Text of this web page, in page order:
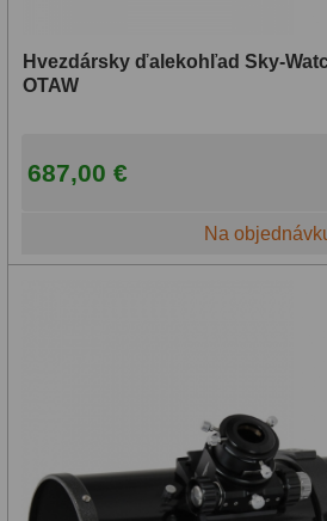
Hvezdársky ďalekohľad Sky-
OTAW
687,00 €
Na